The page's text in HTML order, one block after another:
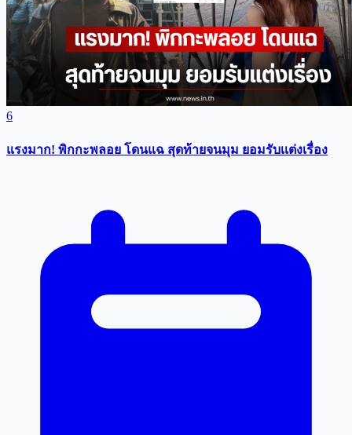
6
แรงมาก! พิกกะพลอย โดนแฉ สุดท้ายจนมุม ยอมรับเเต่งเรื่อง